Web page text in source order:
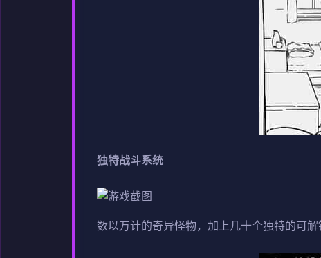
独特战斗系统
数以万计的奇异怪物，加上几十个独特的可